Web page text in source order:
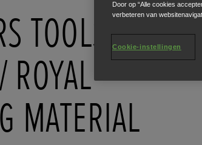
TOOLS &
ROYAL
MATERIAL
Door op “Alle cookies
verbeteren van
Cookie-instellingen